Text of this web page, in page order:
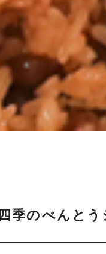
四季のべんと